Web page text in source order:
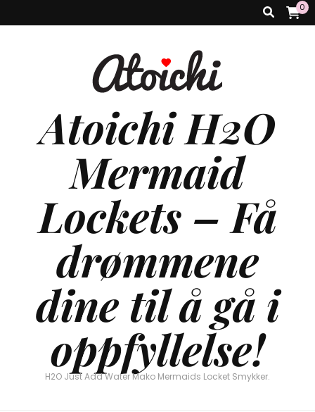
0
Atoichi H2O
Mermaid
Lockets – Få
drømmene
dine til å gå i
oppfyllelse!
H2O Just Add Water Mako Mermaids Locket Smykker.